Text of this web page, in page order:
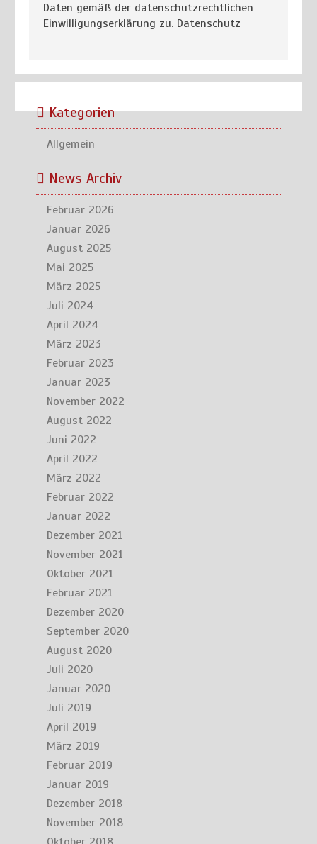
Daten gemäß der datenschutzrechtlichen
Einwilligungserklärung zu. Datenschutz
Kategorien
Allgemein
News Archiv
Februar 2026
Januar 2026
August 2025
Mai 2025
März 2025
Juli 2024
April 2024
März 2023
Februar 2023
Januar 2023
November 2022
August 2022
Juni 2022
April 2022
März 2022
Februar 2022
Januar 2022
Dezember 2021
November 2021
Oktober 2021
Februar 2021
Dezember 2020
September 2020
August 2020
Juli 2020
Januar 2020
Juli 2019
April 2019
März 2019
Februar 2019
Januar 2019
Dezember 2018
November 2018